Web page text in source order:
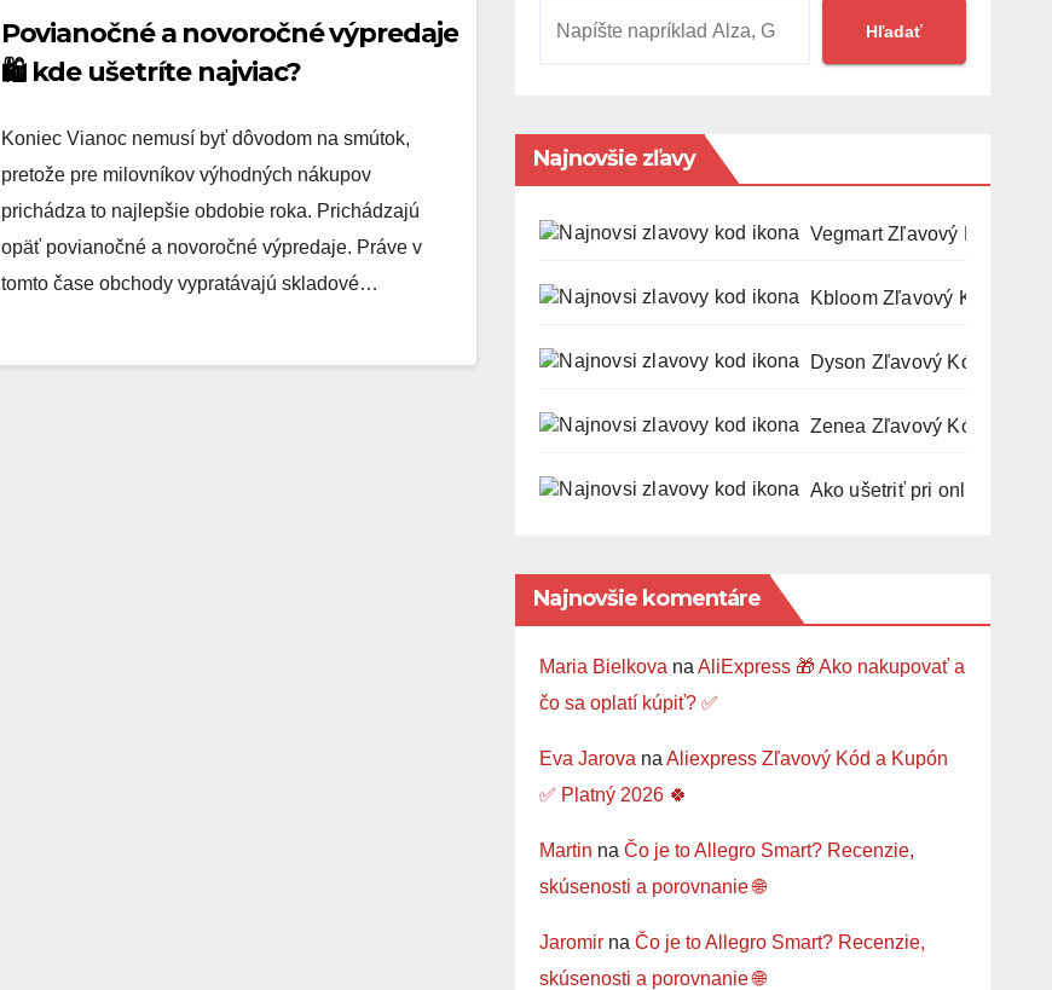
Povianočné a novoročné výpredaje
🛍️ kde ušetríte najviac?
Koniec Vianoc nemusí byť dôvodom na smútok,
pretože pre milovníkov výhodných nákupov
prichádza to najlepšie obdobie roka. Prichádzajú
opäť povianočné a novoročné výpredaje. Práve v
tomto čase obchody vypratávajú skladové…
Hľadať
Najnovšie zľavy
Vegmart Zľavový Kód a
Kbloom Zľavový Kód a
Dyson Zľavový Kód a
Zenea Zľavový Kód a
Ako ušetriť pri online
Najnovšie komentáre
Maria Bielkova naAliExpress 🎁 Ako nakupovať a
čo sa oplatí kúpiť? ✅
Eva Jarova naAliexpress Zľavový Kód a Kupón
✅ Platný 2026 🍀
Martin naČo je to Allegro Smart? Recenzie,
skúsenosti a porovnanie 🌐
Jaromir naČo je to Allegro Smart? Recenzie,
skúsenosti a porovnanie 🌐